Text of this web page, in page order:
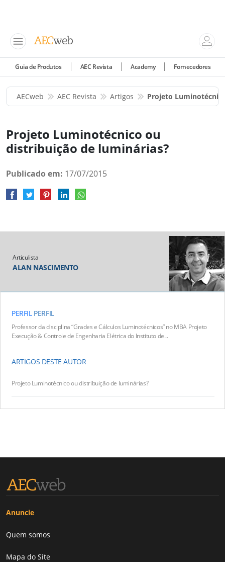
Guia de Produtos AEC Revista Academy Fornecedores
AECweb AEC Revista Artigos Projeto
Projeto Luminotécnico ou
distribuição de luminárias?
Publicado em: 17/07/2015
Articulista
ALAN NASCIMENTO
PERFIL PERFIL
Professor da disciplina “Grades e Cálculos Luminotécnicos” no MBA Projeto
Execução & Controle de Engenharia Elétrica do Instituto de...
ARTIGOS DESTE AUTOR
Projeto Luminotécnico ou distribuição de luminárias?
Anuncie
Quem somos
Mapa do Site